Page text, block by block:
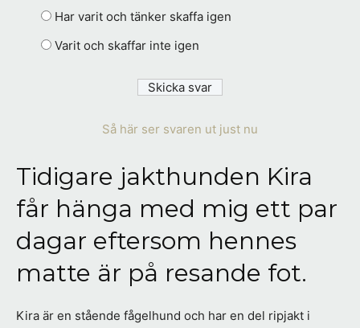
Har varit och tänker skaffa igen
Varit och skaffar inte igen
Så här ser svaren ut just nu
Tidigare jakthunden Kira
får hänga med mig ett par
dagar eftersom hennes
matte är på resande fot.
Kira är en stående fågelhund och har en del ripjakt i